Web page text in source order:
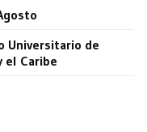
Universitario de
el Caribe